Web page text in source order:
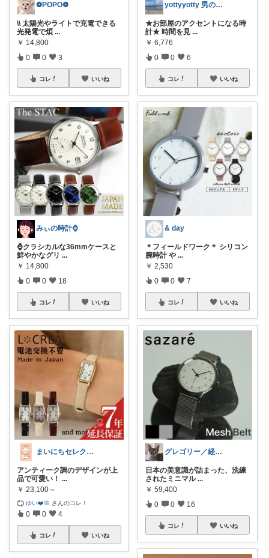
❁POPO❁
\\ 太陽光やライトで充電できる
光発電で煩 ...
￥ 14,800
0 0 3
コレ いいね
みぃの時計⌚
⌚クラシカルな36mmケースと
鮮やかなグリ ...
￥ 14,800
0 0 18
コレ いいね
まいにちセレクトdays
アンティーク調のデザインが上
品で可愛い！ ...
￥ 23,100～
ゆい❤️🌸 さんのコレ！
0 0 4
コレ いいね
yottyyotty 男の子ママの暮らし
★お部屋のアクセントになる時
計★ 時間を見 ...
￥ 6,776
0 0 6
コレ いいね
& day
＊フィールドワーク＊ シリコン
腕時計 や ...
￥ 2,530
0 0 7
コレ いいね
グレゴリー／経由購入感謝です💕
日本の美意識が詰まった、洗練
されたミニマル ...
￥ 59,400
0 0 16
コレ いいね